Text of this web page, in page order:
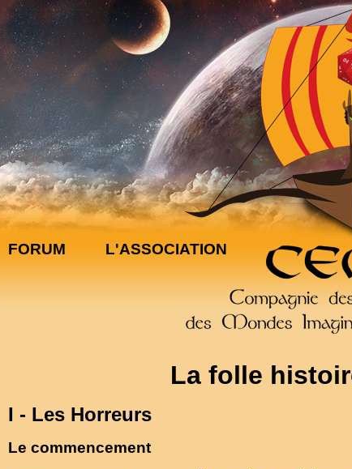
FORUM L'ASSOCIATION
La folle
I - Les Horreurs
Le commencement